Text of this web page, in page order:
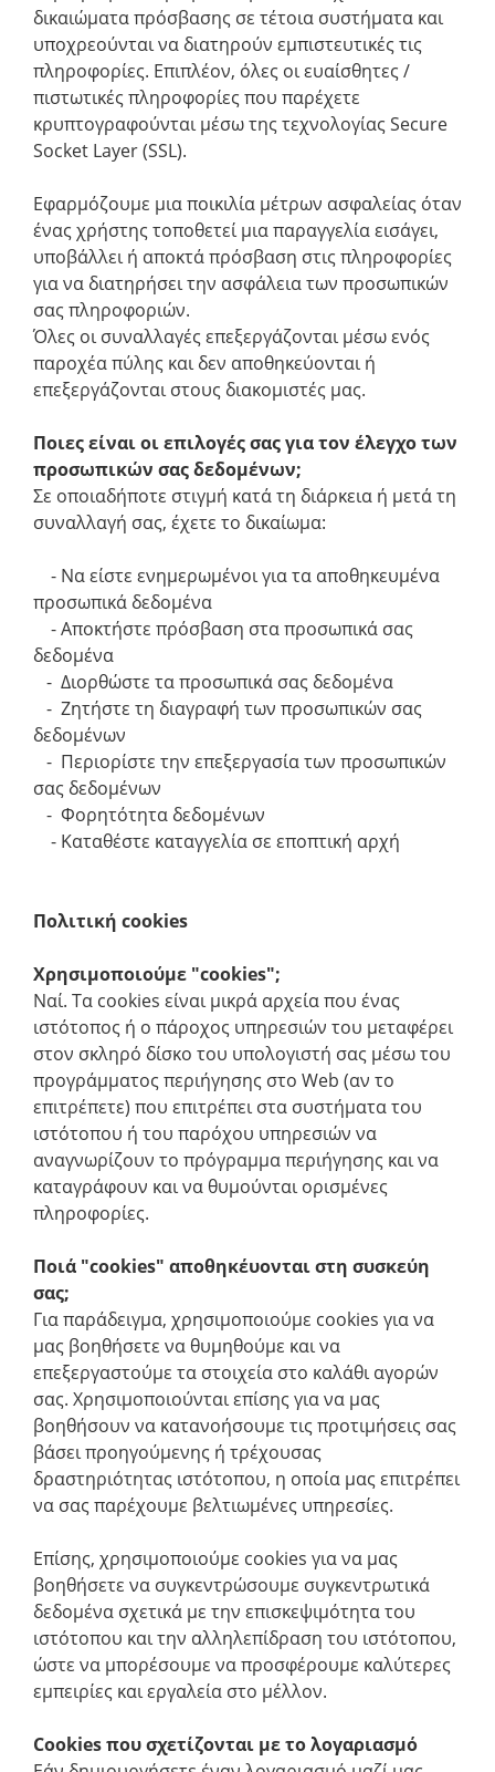
δικαιώματα πρόσβασης σε τέτοια συστήματα και
υποχρεούνται να διατηρούν εμπιστευτικές τις
πληροφορίες. Επιπλέον, όλες οι ευαίσθητες /
πιστωτικές πληροφορίες που παρέχετε
κρυπτογραφούνται μέσω της τεχνολογίας Secure
Socket Layer (SSL).
Εφαρμόζουμε μια ποικιλία μέτρων ασφαλείας όταν
ένας χρήστης τοποθετεί μια παραγγελία εισάγει,
υποβάλλει ή αποκτά πρόσβαση στις πληροφορίες
για να διατηρήσει την ασφάλεια των προσωπικών
σας πληροφοριών.
Όλες οι συναλλαγές επεξεργάζονται μέσω ενός
παροχέα πύλης και δεν αποθηκεύονται ή
επεξεργάζονται στους διακομιστές μας.
Ποιες είναι οι επιλογές σας για τον έλεγχο των
προσωπικών σας δεδομένων;
Σε οποιαδήποτε στιγμή κατά τη διάρκεια ή μετά τη
συναλλαγή σας, έχετε το δικαίωμα:
- Να είστε ενημερωμένοι για τα αποθηκευμένα
προσωπικά δεδομένα
- Αποκτήστε πρόσβαση στα προσωπικά σας
δεδομένα
- Διορθώστε τα προσωπικά σας δεδομένα
- Ζητήστε τη διαγραφή των προσωπικών σας
δεδομένων
- Περιορίστε την επεξεργασία των προσωπικών
σας δεδομένων
- Φορητότητα δεδομένων
- Καταθέστε καταγγελία σε εποπτική αρχή
Πολιτική cookies
Χρησιμοποιούμε "cookies";
Ναί. Τα cookies είναι μικρά αρχεία που ένας
ιστότοπος ή ο πάροχος υπηρεσιών του μεταφέρει
στον σκληρό δίσκο του υπολογιστή σας μέσω του
προγράμματος περιήγησης στο Web (αν το
επιτρέπετε) που επιτρέπει στα συστήματα του
ιστότοπου ή του παρόχου υπηρεσιών να
αναγνωρίζουν το πρόγραμμα περιήγησης και να
καταγράφουν και να θυμούνται ορισμένες
πληροφορίες.
Ποιά "cookies" αποθηκέυονται στη συσκεύη
σας;
Για παράδειγμα, χρησιμοποιούμε cookies για να
μας βοηθήσετε να θυμηθούμε και να
επεξεργαστούμε τα στοιχεία στο καλάθι αγορών
σας. Χρησιμοποιούνται επίσης για να μας
βοηθήσουν να κατανοήσουμε τις προτιμήσεις σας
βάσει προηγούμενης ή τρέχουσας
δραστηριότητας ιστότοπου, η οποία μας επιτρέπει
να σας παρέχουμε βελτιωμένες υπηρεσίες.
Επίσης, χρησιμοποιούμε cookies για να μας
βοηθήσετε να συγκεντρώσουμε συγκεντρωτικά
δεδομένα σχετικά με την επισκεψιμότητα του
ιστότοπου και την αλληλεπίδραση του ιστότοπου,
ώστε να μπορέσουμε να προσφέρουμε καλύτερες
εμπειρίες και εργαλεία στο μέλλον.
Cookies που σχετίζονται με το λογαριασμό